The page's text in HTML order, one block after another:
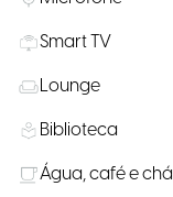
Smart TV
Lounge
Biblioteca
Água, café e chá